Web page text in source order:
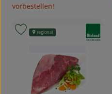
vorbestellen!
, Kontrollstelle:
DE-ÖKO-006
regional
Produkt zu Favouriten